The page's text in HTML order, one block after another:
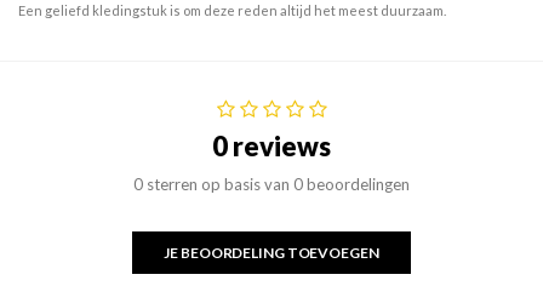
Een geliefd kledingstuk is om deze reden altijd het meest duurzaam.
0 reviews
0 sterren op basis van 0 beoordelingen
JE BEOORDELING TOEVOEGEN